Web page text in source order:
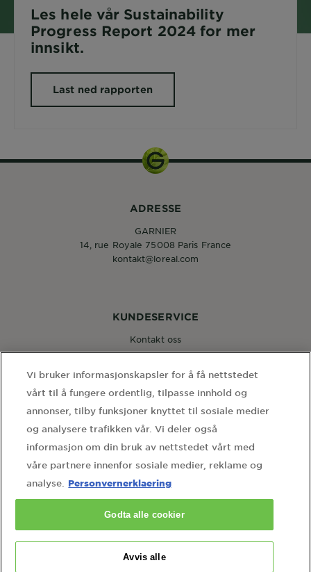
Les hele vår Sustainability
Progress Report 2024 for mer
innsikt.
Last ned rapporten
WEBSITE LINKS
home sidekart
personvernerklaering
informasjonskapselinnstillinger
kontakt personvernombudet
KUNDESERVICE
Kontakt oss
FØLG OSS
ADRESSE
GARNIER
14, rue Royale 75008 Paris France
kontakt@loreal.com
Vi bruker informasjonskapsler for å få nettstedet
vårt til å fungere ordentlig, tilpasse innhold og
annonser, tilby funksjoner knyttet til sosiale medier
og analysere trafikken vår. Vi deler også
informasjon om din bruk av nettstedet vårt med
våre partnere innenfor sosiale medier, reklame og
analyse.
Personvernerklaering
Avvis alle
Godta alle cookier